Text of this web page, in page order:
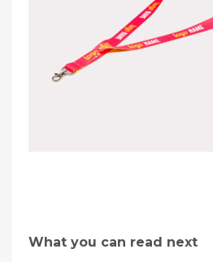
What you can read next